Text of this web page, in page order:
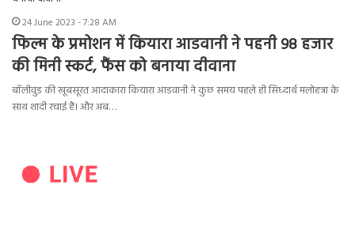
24 June 2023 - 7:28 AM
फिल्म के प्रमोशन में कियारा आडवानी ने पहनी 98 हजार
की मिनी स्कर्ट, फैंस को बनाया दीवाना
बॉलीवुड की खूबसूरत आदाकारा कियारा आडवानी ने कुछ समय पहले ही सिध्दार्थ मलोहत्रा के
साथ शादी रचाई हैं। और अब…